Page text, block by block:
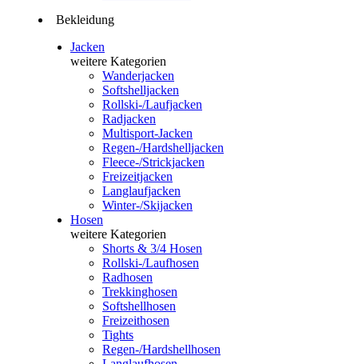
Bekleidung
Jacken
weitere Kategorien
Wanderjacken
Softshelljacken
Rollski-/Laufjacken
Radjacken
Multisport-Jacken
Regen-/Hardshelljacken
Fleece-/Strickjacken
Freizeitjacken
Langlaufjacken
Winter-/Skijacken
Hosen
weitere Kategorien
Shorts & 3/4 Hosen
Rollski-/Laufhosen
Radhosen
Trekkinghosen
Softshellhosen
Freizeithosen
Tights
Regen-/Hardshellhosen